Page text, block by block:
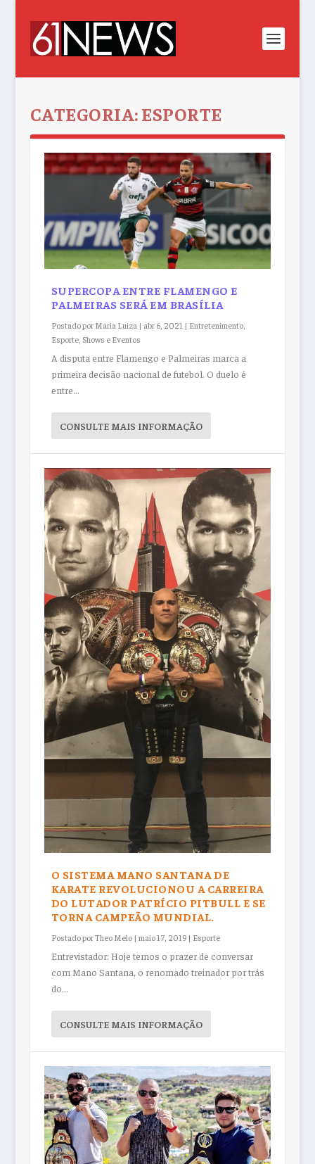
CATEGORIA:ESPORTE
SUPERCOPA ENTRE FLAMENGO E
PALMEIRAS SERÁ EM BRASÍLIA
Postado porMaria Luiza | abr 6, 2021 | Entretenimento,
Esporte, Shows e Eventos
A disputa entre Flamengo e Palmeiras marca a
primeira decisão nacional de futebol. O duelo é
entre...
CONSULTE MAIS INFORMAÇÃO
O SISTEMA MANO SANTANA DE
KARATE REVOLUCIONOU A CARREIRA
DO LUTADOR PATRÍCIO PITBULL E SE
TORNA CAMPEÃO MUNDIAL.
Postado porTheo Melo| maio 17, 2019| Esporte
Entrevistador: Hoje temos o prazer de conversar
com Mano Santana, o renomado treinador por trás
do...
CONSULTE MAIS INFORMAÇÃO